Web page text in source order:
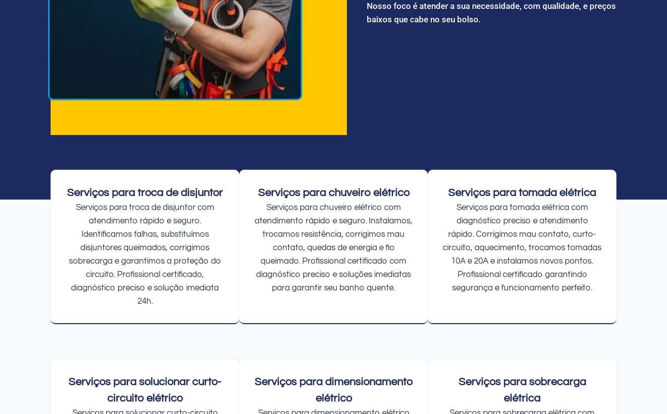
Nosso foco é atender a sua necessidade, com qualidade, e preços
baixos que cabe no seu bolso.
Serviços para troca de disjuntor
Serviços para troca de disjuntor com
atendimento rápido e seguro.
Identificamos falhas, substituímos
disjuntores queimados, corrigimos
sobrecarga e garantimos a proteção do
circuito. Profissional certificado,
diagnóstico preciso e solução imediata
24h.
Serviços para chuveiro elétrico
Serviços para chuveiro elétrico com
atendimento rápido e seguro. Instalamos,
trocamos resistência, corrigimos mau
contato, quedas de energia e fio
queimado. Profissional certificado com
diagnóstico preciso e soluções imediatas
para garantir seu banho quente.
Serviços para tomada elétrica
Serviços para tomada elétrica com
diagnóstico preciso e atendimento
rápido. Corrigimos mau contato, curto-
circuito, aquecimento, trocamos tomadas
10A e 20A e instalamos novos pontos.
Profissional certificado garantindo
segurança e funcionamento perfeito.
Serviços para solucionar curto-
circuito elétrico
Serviços para dimensionamento
elétrico
Serviços para sobrecarga
elétrica